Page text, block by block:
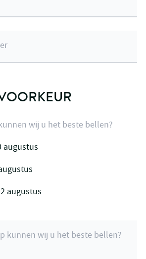
wij u het beste bellen?
augustus
augustus
kunnen wij u het beste bellen?